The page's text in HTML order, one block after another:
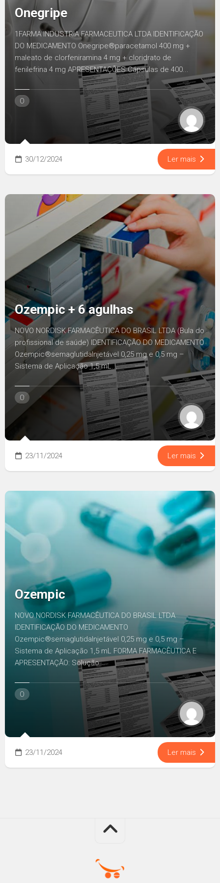
Onegripe
1FARMA INDUSTRIA FARMACEUTICA LTDA IDENTIFICAÇÃO
DO MEDICAMENTO Onegripe®paracetamol 400 mg +
maleato de clorfeniramina 4 mg + cloridrato de
fenilefrina 4 mg APRESENTAÇÕES Cápsulas de 400...
O
30/12/2024 Ler mais
Ozempic + 6 agulhas
NOVO NORDISK FARMACÊUTICA DO BRASIL LTDA (Bula do
profissional de saúde) IDENTIFICAÇÃO DO MEDICAMENTO
Ozempic®semaglutidaInjetável 0,25 mg e 0,5 mg –
Sistema de Aplicação 1,5 mL...
O
23/11/2024 Ler mais
Ozempic
NOVO NORDISK FARMACÊUTICA DO BRASIL LTDA
IDENTIFICAÇÃO DO MEDICAMENTO
Ozempic®semaglutidaInjetável 0,25 mg e 0,5 mg –
Sistema de Aplicação 1,5 mL FORMA FARMACÊUTICA E
APRESENTAÇÃO: Solução...
O
23/11/2024 Ler mais